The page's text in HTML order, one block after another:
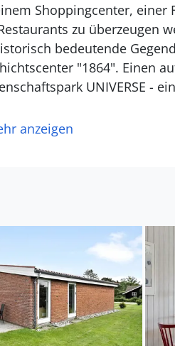
Shoppingcenter, einer
zu überzeugen
bedeutende
"1864". Einen
UNIVERSE -
anzeigen